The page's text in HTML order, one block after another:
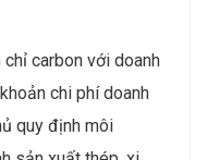
carbon với doanh
chi phí doanh
quy định môi